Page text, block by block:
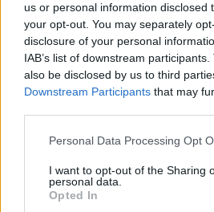
us or personal information disclosed
your opt-out. You may separately
disclosure of your personal
IAB’s list of downstream
also be disclosed by us to third
Downstream Participants that may
Please note that this website/app
not limited to your visit or usage
grant or deny consent to Google and
use your data for below specified
Personal Data Processing Opt
I want to opt-out of the Sharing
personal data.
Opted In
με την Βανέσα Ρεντγκρέιβ
Ο Φράνκο Νέρο συνεχίζει να
κινηματογραφικά πλατό και να
έρωτά του με τη διάσημη